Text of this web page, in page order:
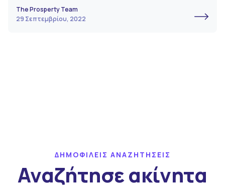
The Prosperty Team
29 Σεπτεμβρίου, 2022
ΔΗΜΟΦΙΛΕΙΣ ΑΝΑΖΗΤΗΣΕΙΣ
Αναζήτησε ακίνητα